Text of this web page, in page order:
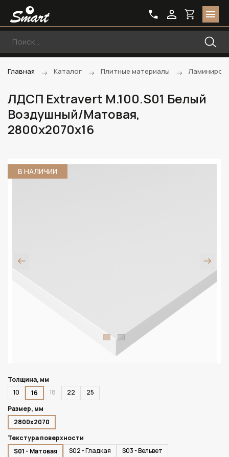
Главная Каталог Плитные материалы
ЛДСП Extravert M.100.S01 Белый
Воздушный/Матовая,
2800х2070х16
В НАЛИЧИИ
Толщина, мм
10
16 18 22
25
Размер, мм
2800х2070
Текстура поверхности
S01 - Матовая
S02 - Гладкая
S03 - Вельвет